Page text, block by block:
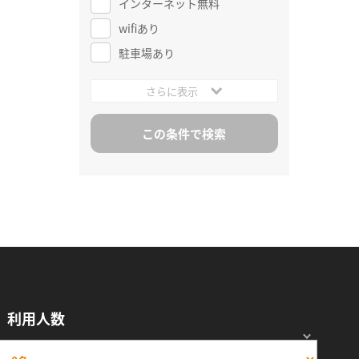
wifiあり
駐車場あり
さらに表示
利用人数